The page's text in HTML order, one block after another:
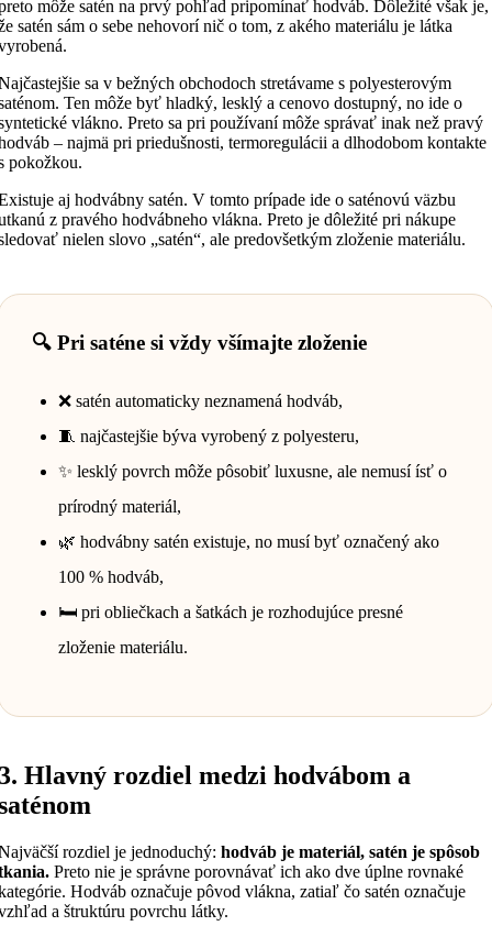
môže satén na prvý pohľad pripomínať hodváb. Dôležité však je,
satén sám o sebe nehovorí nič o tom, z akého materiálu je látka
sa v bežných obchodoch stretávame s polyesterovým
Ten môže byť hladký, lesklý a cenovo dostupný, no ide o
vlákno. Preto sa pri používaní môže správať inak než pravý
– najmä pri priedušnosti, termoregulácii a dlhodobom kontakte
pokožkou.
aj hodvábny satén. V tomto prípade ide o saténovú väzbu
z pravého hodvábneho vlákna. Preto je dôležité pri nákupe
nielen slovo „satén“, ale predovšetkým zloženie materiálu.
🔍 Pri saténe si vždy všímajte zloženie
❌ satén automaticky neznamená hodváb,
🧵 najčastejšie býva vyrobený z polyesteru,
✨ lesklý povrch môže pôsobiť luxusne, ale nemusí ísť o
prírodný materiál,
🌿 hodvábny satén existuje, no musí byť označený ako
100 % hodváb,
🛏️ pri obliečkach a šatkách je rozhodujúce presné
zloženie materiálu.
Hlavný rozdiel medzi hodvábom a
rozdiel je jednoduchý: hodváb je materiál, satén je spôsob
Preto nie je správne porovnávať ich ako dve úplne rovnaké
Hodváb označuje pôvod vlákna, zatiaľ čo satén označuje
a štruktúru povrchu látky.